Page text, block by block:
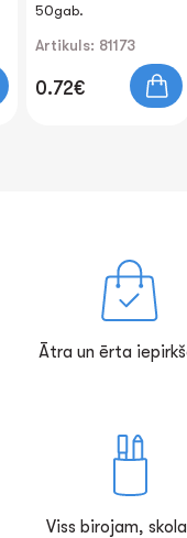
50gab.
Artikuls: 81173
0.72€
Ātra un ērta
Viss birojam,